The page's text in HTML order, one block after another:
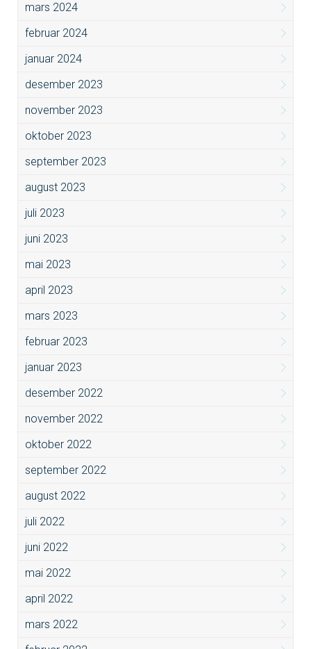
mars 2024
februar 2024
januar 2024
desember 2023
november 2023
oktober 2023
september 2023
august 2023
juli 2023
juni 2023
mai 2023
april 2023
mars 2023
februar 2023
januar 2023
desember 2022
november 2022
oktober 2022
september 2022
august 2022
juli 2022
juni 2022
mai 2022
april 2022
mars 2022